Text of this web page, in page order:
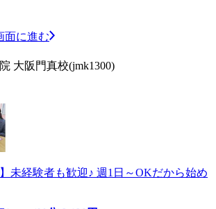
面に進む
大阪門真校(jmk1300)
未経験者も歓迎♪ 週1日～OKだから始め